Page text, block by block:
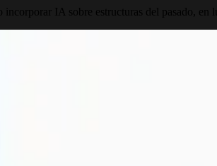
IA sobre estructuras del pasado, en